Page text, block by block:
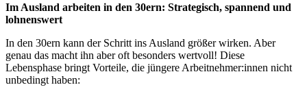
Im Ausland arbeiten in den 30ern: Strategisch, spannend und
lohnenswert
In den 30ern kann der Schritt ins Ausland größer wirken. Aber
genau das macht ihn aber oft besonders wertvoll! Diese
Lebensphase bringt Vorteile, die jüngere Arbeitnehmer:innen nicht
unbedingt haben: